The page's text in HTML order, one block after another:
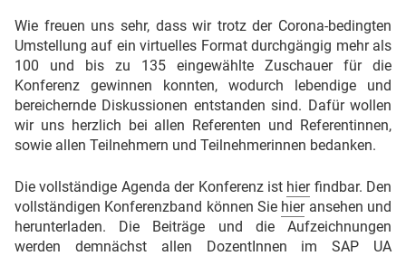
Wie freuen uns sehr, dass wir trotz der Corona-bedingten
Umstellung auf ein virtuelles Format durchgängig mehr als
100 und bis zu 135 eingewählte Zuschauer für die
Konferenz gewinnen konnten, wodurch lebendige und
bereichernde Diskussionen entstanden sind. Dafür wollen
wir uns herzlich bei allen Referenten und Referentinnen,
sowie allen Teilnehmern und Teilnehmerinnen bedanken.
Die vollständige Agenda der Konferenz ist hierfindbar. Den
vollständigen Konferenzband können Sie hieransehen und
herunterladen. Die Beiträge und die Aufzeichnungen
werden demnächst allen DozentInnen im SAP UA